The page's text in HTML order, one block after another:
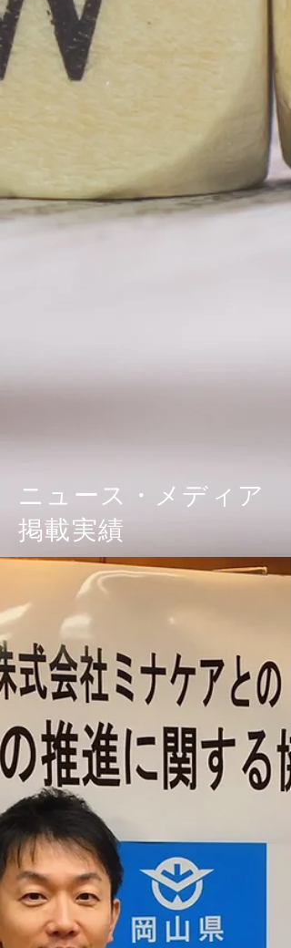
ニュース・メディア
掲載実績